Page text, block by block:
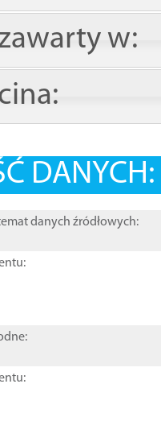
w:
DANYCH:
danych źródłowych: